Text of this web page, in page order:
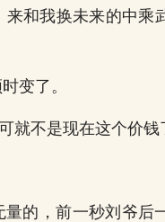
和我换未来的中
变了。
就不是现在这个价钱
的，前一秒刘爷后